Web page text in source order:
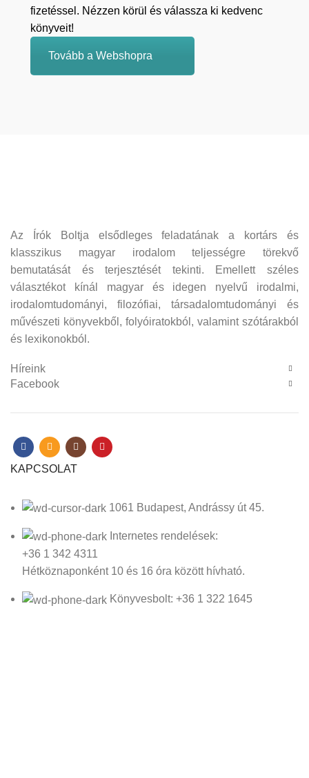
fizetéssel. Nézzen körül és válassza ki kedvenc
könyveit!
Tovább a Webshopra
Az Írók Boltja elsődleges feladatának a kortárs és
klasszikus magyar irodalom teljességre törekvő
bemutatását és terjesztését tekinti. Emellett széles
választékot kínál magyar és idegen nyelvű irodalmi,
irodalomtudományi, filozófiai, társadalomtudományi és
művészeti könyvekből, folyóiratokból, valamint szótárakból
és lexikonokból.
Híreink
Facebook
KAPCSOLAT
1061 Budapest, Andrássy út 45.
Internetes rendelések:
+36 1 342 4311
Hétköznaponként 10 és 16 óra között hívható.
Könyvesbolt: +36 1 322 1645